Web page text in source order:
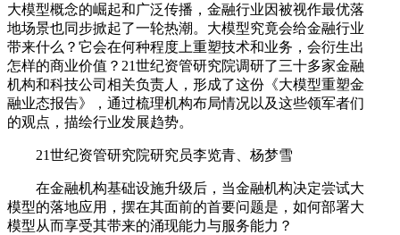
大模型概念的崛起和广泛传播，金融行业因被视作最优落
地场景也同步掀起了一轮热潮。大模型究竟会给金融行业
带来什么？它会在何种程度上重塑技术和业务，会衍生出
怎样的商业价值？21世纪资管研究院调研了三十多家金融
机构和科技公司相关负责人，形成了这份《大模型重塑金
融业态报告》，通过梳理机构布局情况以及这些领军者们
的观点，描绘行业发展趋势。
21世纪资管研究院研究员李览青、杨梦雪
在金融机构基础设施升级后，当金融机构决定尝试大
模型的落地应用，摆在其面前的首要问题是，如何部署大
模型从而享受其带来的涌现能力与服务能力？